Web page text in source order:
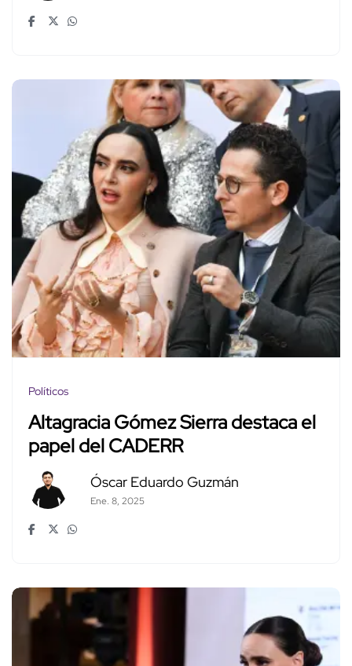
Políticos
Altagracia Gómez Sierra destaca el
papel del CADERR
Óscar Eduardo Guzmán
Ene. 8, 2025